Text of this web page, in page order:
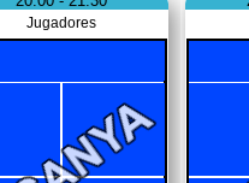
Jugadores